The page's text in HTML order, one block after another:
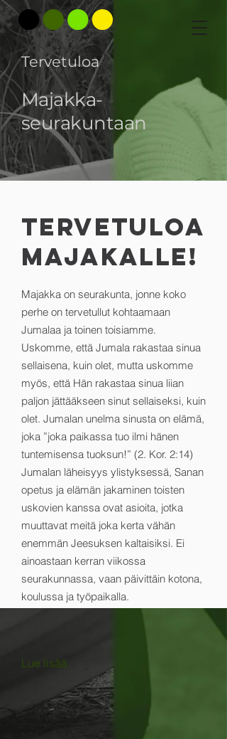
Tervetuloa
Majakka-
seurakuntaan
tervetuloa
majakalle!
Majakka on seurakunta, jonne koko
perhe on tervetullut kohtaamaan
Jumalaa ja toinen toisiamme.
Uskomme, että Jumala rakastaa sinua
sellaisena, kuin olet, mutta uskomme
myös, että Hän rakastaa sinua liian
paljon jättääkseen sinut sellaiseksi, kuin
olet. Jumalan unelma sinusta on elämä,
joka ”joka paikassa tuo ilmi hänen
tuntemisensa tuoksun!” (2. Kor. 2:14)
Jumalan läheisyys ylistyksessä, Sanan
opetus ja elämän jakaminen toisten
uskovien kanssa ovat asioita, jotka
muuttavat meitä joka kerta vähän
enemmän Jeesuksen kaltaisiksi. Ei
ainoastaan kerran viikossa
seurakunnassa, vaan päivittäin kotona,
koulussa ja työpaikalla.
Lue lisää